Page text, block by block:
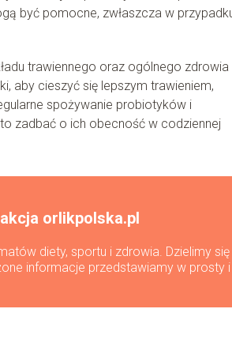
być pomocne, zwłaszcza w
trawiennego oraz ogólnego zdrowia
aby cieszyć się lepszym trawieniem,
spożywanie probiotyków i
zadbać o ich obecność w codziennej
orlikpolska.pl
diety, sportu i zdrowia. Dzielimy
informacje przedstawiamy w prosty